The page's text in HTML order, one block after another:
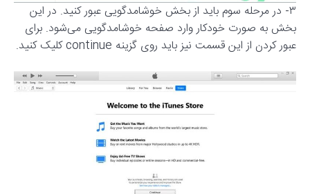
۳- در مرحله سوم باید از بخش خوشامدگویی عبور کنید. در این
بخش به صورت خودکار وارد صفحه خوشامدگویی می‌شود. برای
عبور کردن از این قسمت نیز باید روی گزینه continue کلیک کنید.